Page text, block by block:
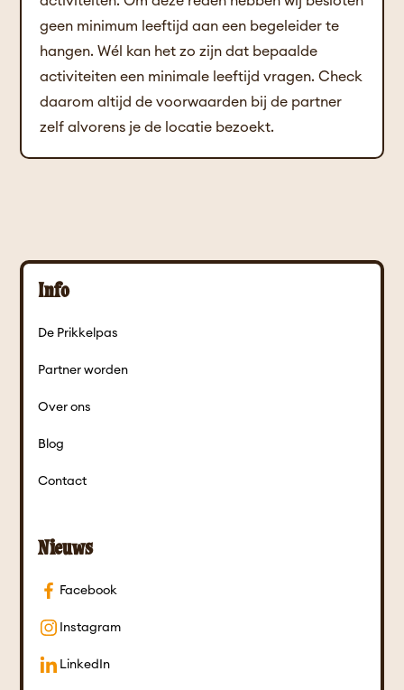
geen minimum leeftijd aan een begeleider te
hangen. Wél kan het zo zijn dat bepaalde
activiteiten een minimale leeftijd vragen. Check
daarom altijd de voorwaarden bij de partner
zelf alvorens je de locatie bezoekt.
Info
De Prikkelpas
Partner worden
Over ons
Blog
Contact
Nieuws
Facebook
Instagram
LinkedIn